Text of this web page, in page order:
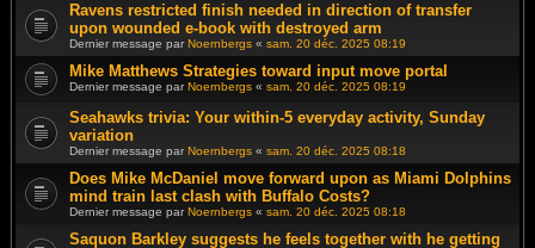
Ravens restricted finish needed in direction of transfer
upon wounded e-book with destroyed arm
Dernier message par Noernbergs « sam. 20 déc. 2025 08:19
Mike Matthews Strategies toward input move portal
Dernier message parNoernbergs « sam. 20 déc. 2025 08:19
Seahawks trivia: Your within-5 everyday activity, Sunday
variation
Dernier message par Noernbergs « sam. 20 déc. 2025 08:18
Does Mike McDaniel move forward upon as Miami Dolphins
mind train last clash with Buffalo Costs?
Dernier message parNoernbergs « sam. 20 déc. 2025 08:18
Saquon Barkley suggests he feels together with he getting